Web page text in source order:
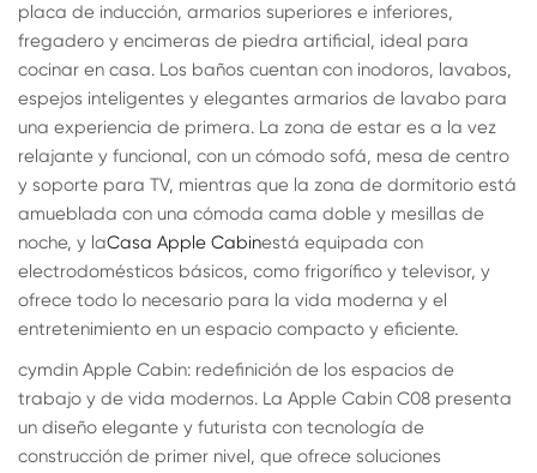
placa de inducción, armarios superiores e inferiores,
fregadero y encimeras de piedra artificial, ideal para
cocinar en casa. Los baños cuentan con inodoros, lavabos,
espejos inteligentes y elegantes armarios de lavabo para
una experiencia de primera. La zona de estar es a la vez
relajante y funcional, con un cómodo sofá, mesa de centro
y soporte para TV, mientras que la zona de dormitorio está
amueblada con una cómoda cama doble y mesillas de
noche, y laCasa Apple Cabinestá equipada con
electrodomésticos básicos, como frigorífico y televisor, y
ofrece todo lo necesario para la vida moderna y el
entretenimiento en un espacio compacto y eficiente.
cymdin Apple Cabin: redefinición de los espacios de
trabajo y de vida modernos. La Apple Cabin C08 presenta
un diseño elegante y futurista con tecnología de
construcción de primer nivel, que ofrece soluciones